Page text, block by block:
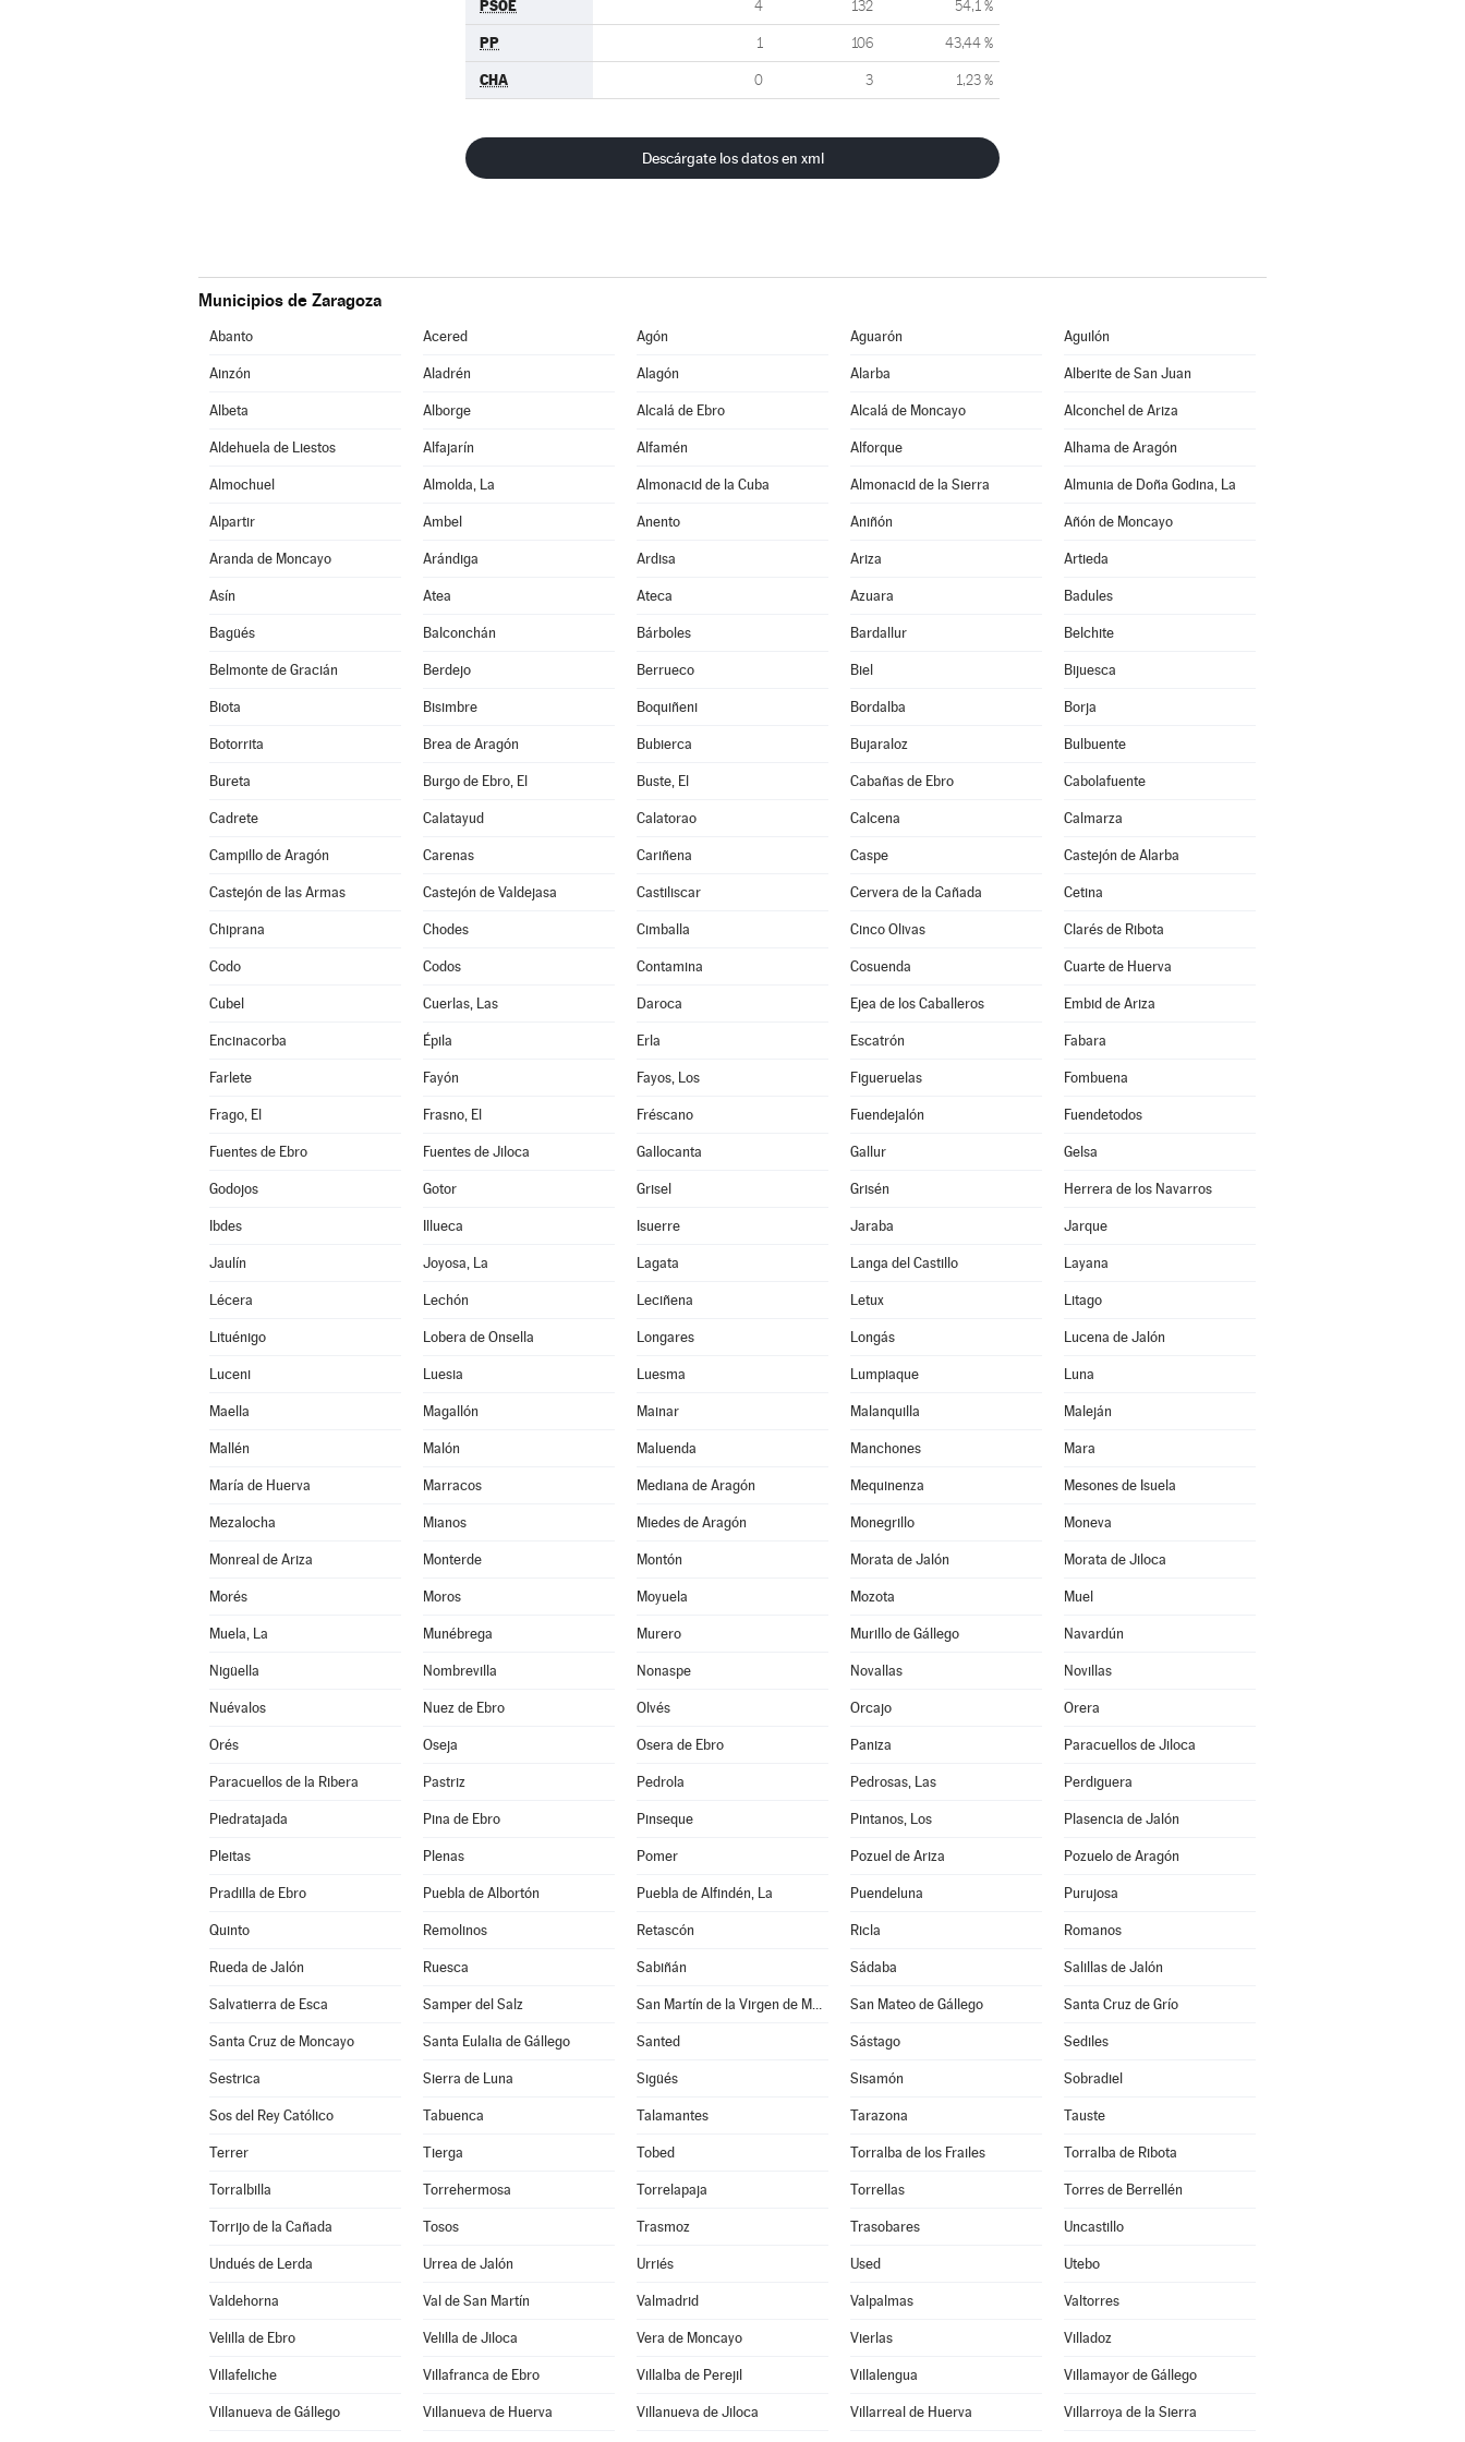
PSOE 4 132 54,1 %
PP 1 106 43,44 %
CHA 0 3 1,23 %
Descárgate los datos en xml
Municipios de Zaragoza
Abanto Acered Agón Aguarón Aguilón
Ainzón Aladrén Alagón Alarba Alberite de San Juan
Albeta Alborge Alcalá de Ebro Alcalá de Moncayo Alconchel de Ariza
Aldehuela de Liestos Alfajarín Alfamén Alforque Alhama de Aragón
Almochuel Almolda, La Almonacid de la Cuba Almonacid de la Sierra Almunia de Doña Godina, La
Alpartir Ambel Anento Aniñón Añón de Moncayo
Aranda de Moncayo Arándiga Ardisa Ariza Artieda
Asín Atea Ateca Azuara Badules
Bagüés Balconchán Bárboles Bardallur Belchite
Belmonte de Gracián Berdejo Berrueco Biel Bijuesca
Biota Bisimbre Boquiñeni Bordalba Borja
Botorrita Brea de Aragón Bubierca Bujaraloz Bulbuente
Bureta Burgo de Ebro, El Buste, El Cabañas de Ebro Cabolafuente
Cadrete Calatayud Calatorao Calcena Calmarza
Campillo de Aragón Carenas Cariñena Caspe Castejón de Alarba
Castejón de las Armas Castejón de Valdejasa Castiliscar Cervera de la Cañada Cetina
Chiprana Chodes Cimballa Cinco Olivas Clarés de Ribota
Codo Codos Contamina Cosuenda Cuarte de Huerva
Cubel Cuerlas, Las Daroca Ejea de los Caballeros Embid de Ariza
Encinacorba Épila Erla Escatrón Fabara
Farlete Fayón Fayos, Los Figueruelas Fombuena
Frago, El Frasno, El Fréscano Fuendejalón Fuendetodos
Fuentes de Ebro Fuentes de Jiloca Gallocanta Gallur Gelsa
Godojos Gotor Grisel Grisén Herrera de los Navarros
Ibdes Illueca Isuerre Jaraba Jarque
Jaulín Joyosa, La Lagata Langa del Castillo Layana
Lécera Lechón Leciñena Letux Litago
Lituénigo Lobera de Onsella Longares Longás Lucena de Jalón
Luceni Luesia Luesma Lumpiaque Luna
Maella Magallón Mainar Malanquilla Maleján
Mallén Malón Maluenda Manchones Mara
María de Huerva Marracos Mediana de Aragón Mequinenza Mesones de Isuela
Mezalocha Mianos Miedes de Aragón Monegrillo Moneva
Monreal de Ariza Monterde Montón Morata de Jalón Morata de Jiloca
Morés Moros Moyuela Mozota Muel
Muela, La Munébrega Murero Murillo de Gállego Navardún
Nigüella Nombrevilla Nonaspe Novallas Novillas
Nuévalos Nuez de Ebro Olvés Orcajo Orera
Orés Oseja Osera de Ebro Paniza Paracuellos de Jiloca
Paracuellos de la Ribera Pastriz Pedrola Pedrosas, Las Perdiguera
Piedratajada Pina de Ebro Pinseque Pintanos, Los Plasencia de Jalón
Pleitas Plenas Pomer Pozuel de Ariza Pozuelo de Aragón
Pradilla de Ebro Puebla de Albortón Puebla de Alfindén, La Puendeluna Purujosa
Quinto Remolinos Retascón Ricla Romanos
Rueda de Jalón Ruesca Sabiñán Sádaba Salillas de Jalón
Salvatierra de Esca Samper del Salz San Martín de la Virgen de Moncayo San Mateo de Gállego Santa Cruz de Grío
Santa Cruz de Moncayo Santa Eulalia de Gállego Santed Sástago Sediles
Sestrica Sierra de Luna Sigüés Sisamón Sobradiel
Sos del Rey Católico Tabuenca Talamantes Tarazona Tauste
Terrer Tierga Tobed Torralba de los Frailes Torralba de Ribota
Torralbilla Torrehermosa Torrelapaja Torrellas Torres de Berrellén
Torrijo de la Cañada Tosos Trasmoz Trasobares Uncastillo
Undués de Lerda Urrea de Jalón Urriés Used Utebo
Valdehorna Val de San Martín Valmadrid Valpalmas Valtorres
Velilla de Ebro Velilla de Jiloca Vera de Moncayo Vierlas Villadoz
Villafeliche Villafranca de Ebro Villalba de Perejil Villalengua Villamayor de Gállego
Villanueva de Gállego Villanueva de Huerva Villanueva de Jiloca Villarreal de Huerva Villarroya de la Sierra